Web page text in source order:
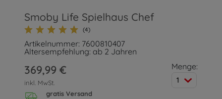
Smoby Life Spielhaus Chef
(4)
Artikelnummer: 7600810407
Altersempfehlung: ab 2 Jahren
369,99 €
inkl. MwSt.
gratis Versand
Menge:
1